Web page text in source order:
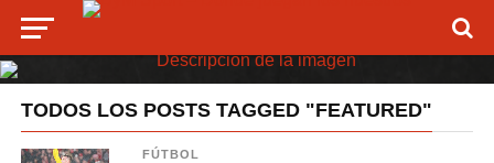
TODOS LOS POSTS TAGGED "FEATURED"
FÚTBOL